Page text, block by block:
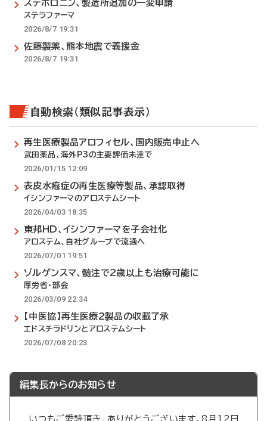
ステボロニン、製造所追加の一変申請
ステラファーマ
2026/8/7 19:31
佐藤製薬、熊本地震で義援金
2026/8/7 19:31
自動検索（類似記事表示）
再生医療製品アロフィセル、国内販売中止へ
武田薬品、海外P3の主要評価未達で
2026/01/15 12:09
表皮水疱症の再生医療等製品、承認取得
イシンファーマのアロステムシート
2026/04/03 18:35
東邦HD、イシンファーマを子会社化
アロステム、自社グループで流通へ
2026/07/01 19:51
ゾルゲンスマ、髄注で2歳以上も治療可能に
厚労省・部会
2026/03/09 22:34
【中医協】再生医療2製品の収載了承
エドスチラドリンとアロステムシート
2026/07/08 20:23
編集長からのお知らせ
いつもご愛読頂き、ありがとうございます。8月12日